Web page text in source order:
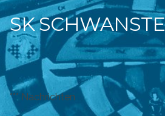
SK
*** Nachrichten